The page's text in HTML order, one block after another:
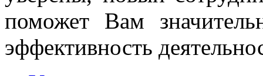
уверены, новый
поможет Вам
эффективность